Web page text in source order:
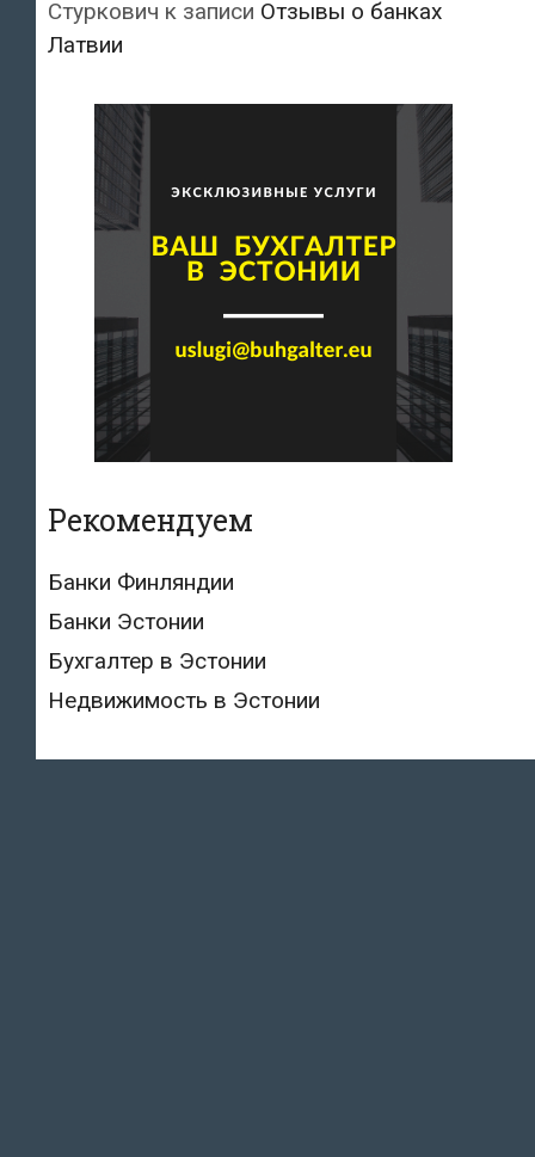
Стуркович к записи Отзывы о банках
Латвии
Рекомендуем
Банки Финляндии
Банки Эстонии
Бухгалтер в Эстонии
Недвижимость в Эстонии